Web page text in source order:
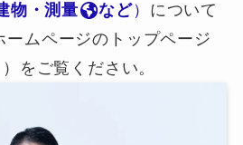
物・測量 など） について
ームページのトップページ
をご覧ください。